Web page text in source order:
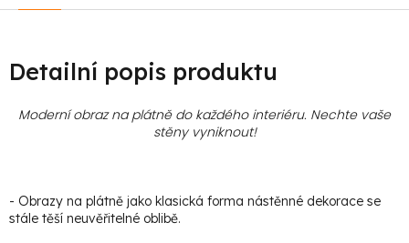
Detailní popis produktu
Moderní obraz na plátně do každého interiéru. Nechte vaše
stěny vyniknout!
- Obrazy na plátně jako klasická forma nástěnné dekorace se
stále těší neuvěřitelné oblibě.